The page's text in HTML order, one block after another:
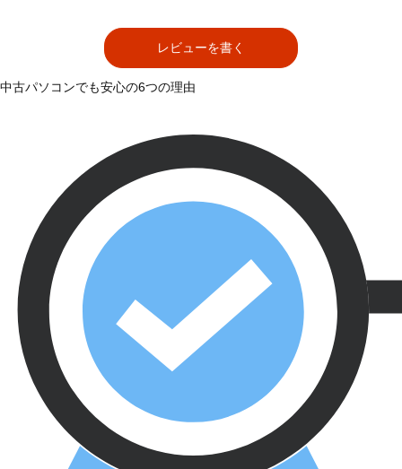
レビューを書く
中古パソコンでも安心の6つの理由